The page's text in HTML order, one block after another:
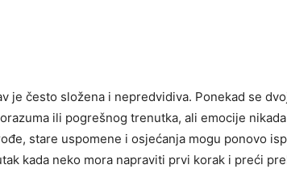
je često složena i nepredvidiva. Ponekad se
ili pogrešnog trenutka, ali emocije
stare uspomene i osjećanja mogu ponovo
kada neko mora napraviti prvi korak i preći